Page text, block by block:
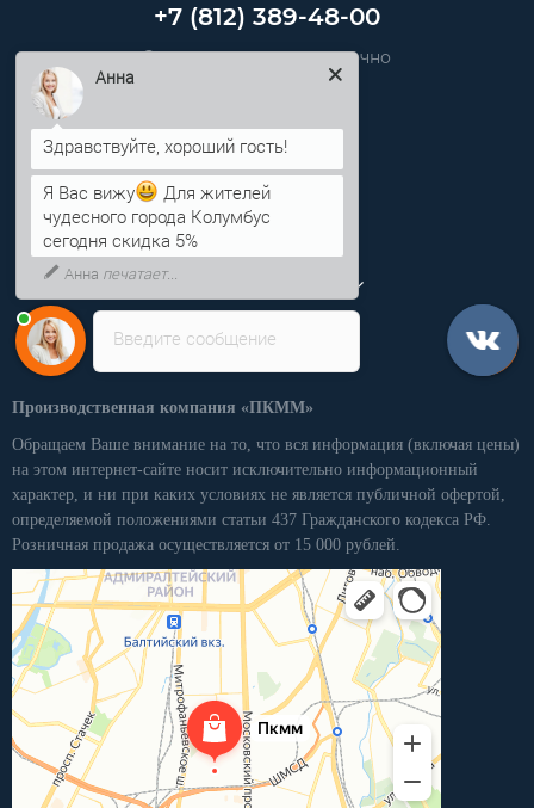
+7 (812) 389-48-00
Звоните нам круглосуточно
Информация
Категории
Личный кабинет
Производственная компания «ПКММ»
Обращаем Ваше внимание на то, что вся информация (включая цены)
на этом интернет-сайте носит исключительно информационный
характер, и ни при каких условиях не является публичной офертой,
определяемой положениями статьи 437 Гражданского кодекса РФ.
Розничная продажа осуществляется от 15 000 рублей.
Введите сообщение
Анна
Я Вас вижу
Для жителей
чудесного города Колумбус
сегодня скидка 5%
Анна печатает...